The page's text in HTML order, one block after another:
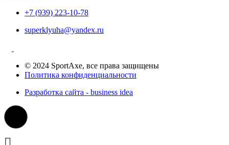
+7 (939) 223-10-78
superklyuha@yandex.ru
© 2024 SportAxe, все права защищены
Политика конфиденциальности
Разработка сайта - business idea